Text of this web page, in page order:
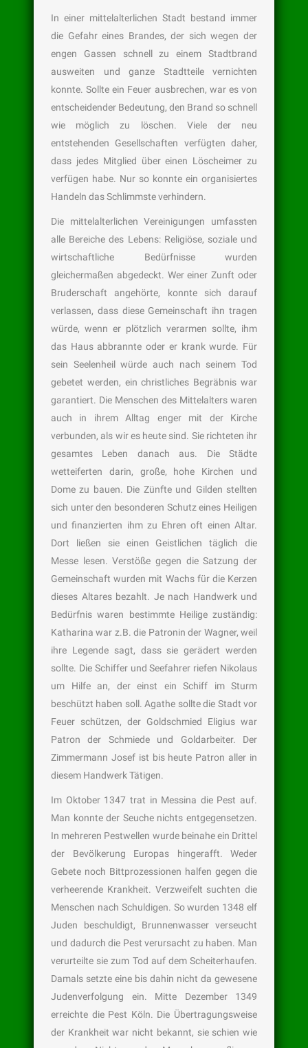
In einer mittelalterlichen Stadt bestand immer
die Gefahr eines Brandes, der sich wegen der
engen Gassen schnell zu einem Stadtbrand
ausweiten und ganze Stadtteile vernichten
konnte. Sollte ein Feuer ausbrechen, war es von
entscheidender Bedeutung, den Brand so schnell
wie möglich zu löschen. Viele der neu
entstehenden Gesellschaften verfügten daher,
dass jedes Mitglied über einen Löscheimer zu
verfügen habe. Nur so konnte ein organisiertes
Handeln das Schlimmste verhindern.
Die mittelalterlichen Vereinigungen umfassten
alle Bereiche des Lebens: Religiöse, soziale und
wirtschaftliche Bedürfnisse wurden
gleichermaßen abgedeckt. Wer einer Zunft oder
Bruderschaft angehörte, konnte sich darauf
verlassen, dass diese Gemeinschaft ihn tragen
würde, wenn er plötzlich verarmen sollte, ihm
das Haus abbrannte oder er krank wurde. Für
sein Seelenheil würde auch nach seinem Tod
gebetet werden, ein christliches Begräbnis war
garantiert. Die Menschen des Mittelalters waren
auch in ihrem Alltag enger mit der Kirche
verbunden, als wir es heute sind. Sie richteten ihr
gesamtes Leben danach aus. Die Städte
wetteiferten darin, große, hohe Kirchen und
Dome zu bauen. Die Zünfte und Gilden stellten
sich unter den besonderen Schutz eines Heiligen
und finanzierten ihm zu Ehren oft einen Altar.
Dort ließen sie einen Geistlichen täglich die
Messe lesen. Verstöße gegen die Satzung der
Gemeinschaft wurden mit Wachs für die Kerzen
dieses Altares bezahlt. Je nach Handwerk und
Bedürfnis waren bestimmte Heilige zuständig:
Katharina war z.B. die Patronin der Wagner, weil
ihre Legende sagt, dass sie gerädert werden
sollte. Die Schiffer und Seefahrer riefen Nikolaus
um Hilfe an, der einst ein Schiff im Sturm
beschützt haben soll. Agathe sollte die Stadt vor
Feuer schützen, der Goldschmied Eligius war
Patron der Schmiede und Goldarbeiter. Der
Zimmermann Josef ist bis heute Patron aller in
diesem Handwerk Tätigen.
Im Oktober 1347 trat in Messina die Pest auf.
Man konnte der Seuche nichts entgegensetzen.
In mehreren Pestwellen wurde beinahe ein Drittel
der Bevölkerung Europas hingerafft. Weder
Gebete noch Bittprozessionen halfen gegen die
verheerende Krankheit. Verzweifelt suchten die
Menschen nach Schuldigen. So wurden 1348 elf
Juden beschuldigt, Brunnenwasser verseucht
und dadurch die Pest verursacht zu haben. Man
verurteilte sie zum Tod auf dem Scheiterhaufen.
Damals setzte eine bis dahin nicht da gewesene
Judenverfolgung ein. Mitte Dezember 1349
erreichte die Pest Köln. Die Übertragungsweise
der Krankheit war nicht bekannt, sie schien wie